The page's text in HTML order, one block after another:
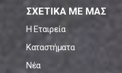
ΣΧΕΤΙΚΑ ΜΕ ΜΑΣ
Η Εταιρεία
Καταστήματα
Νέα